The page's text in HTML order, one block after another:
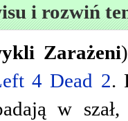
i rozwiń
Zarażeni
4 Dead 2.
w